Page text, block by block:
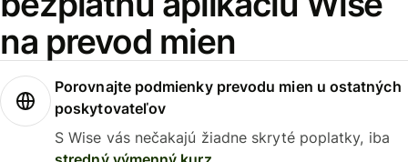
na prevod mien
Porovnajte podmienky prevodu mien u ostatných
poskytovateľov
S Wise vás nečakajú žiadne skryté poplatky, iba